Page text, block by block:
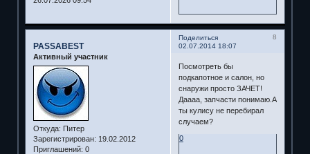
Поделиться
8
02.07.2014 18:07
PASSABEST
Активный участник
Откуда: Питер
Зарегистрирован: 19.02.2012
Приглашений: 0
Посмотреть бы
подкапотное и салон, но
снаружи просто ЗАЧЕТ!
Даааа, запчасти понимаю.А
ты кулису не перебирал
случаем?
0